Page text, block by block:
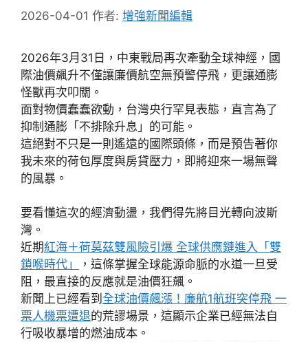
2026-04-01 作者: 增強新聞編輯
2026年3月31日，中東戰局再次牽動全球神經，國
際油價飆升不僅讓廉價航空無預警停飛，更讓通膨
怪獸再次叩關。
面對物價蠢蠢欲動，台灣央行罕見表態，直言為了
抑制通膨「不排除升息」的可能。
這絕對不只是一則遙遠的國際頭條，而是預告著你
我未來的荷包厚度與房貸壓力，即將迎來一場無聲
的風暴。
要看懂這次的經濟動盪，我們得先將目光轉向波斯
灣。
近期紅海＋荷莫茲雙風險引爆 全球供應鏈進入「雙
鎖喉時代」
，這條掌握全球能源命脈的水道一旦受
阻，最直接的反應就是油價狂飆。
新聞上已經看到 全球油價飆漲！廉航1航班突停飛 一
票人機票遭退的荒謬場景，這顯示企業已經無法自
行吸收暴增的燃油成本。